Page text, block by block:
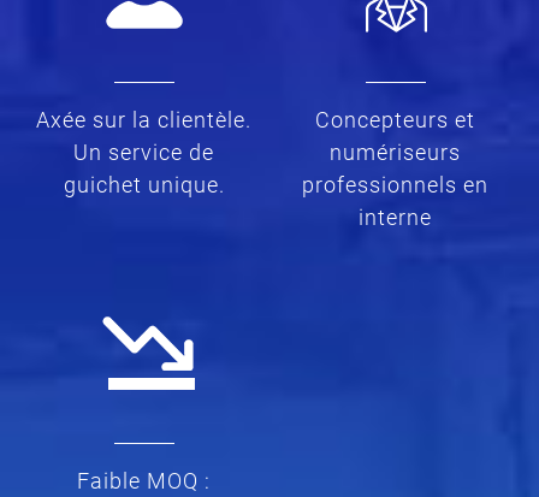
Axée sur la clientèle.
Un service de
guichet unique.
Concepteurs et
numériseurs
professionnels en
interne
Faible MOQ :